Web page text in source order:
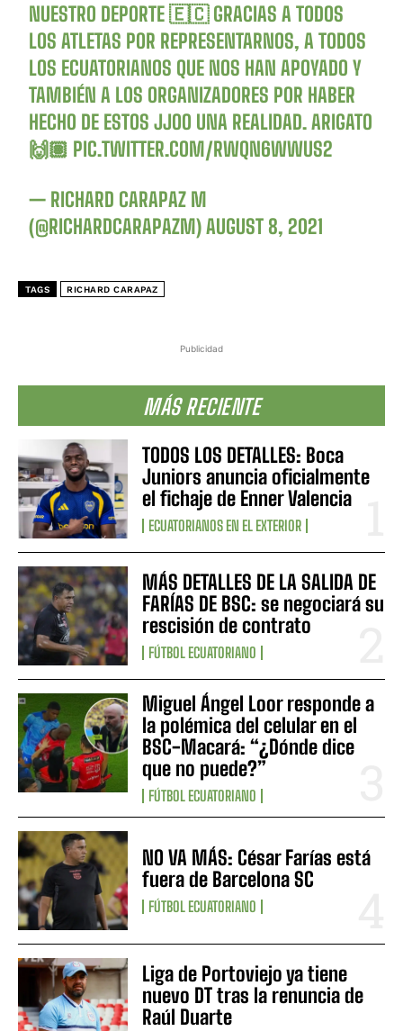
Publicidad
MÁS RECIENTE
TODOS LOS DETALLES: Boca
Juniors anuncia oficialmente
el fichaje de Enner Valencia
ECUATORIANOS EN EL EXTERIOR
MÁS DETALLES DE LA SALIDA DE
FARÍAS DE BSC: se negociará su
rescisión de contrato
FÚTBOL ECUATORIANO
Miguel Ángel Loor responde a
la polémica del celular en el
BSC-Macará: “¿Dónde dice
que no puede?”
FÚTBOL ECUATORIANO
NO VA MÁS: César Farías está
fuera de Barcelona SC
FÚTBOL ECUATORIANO
Liga de Portoviejo ya tiene
nuevo DT tras la renuncia de
Raúl Duarte
NUESTRO DEPORTE 🇪🇨 GRACIAS A TODOS
LOS ATLETAS POR REPRESENTARNOS, A TODOS
LOS ECUATORIANOS QUE NOS HAN APOYADO Y
TAMBIÉN A LOS ORGANIZADORES POR HABER
HECHO DE ESTOS JJOO UNA REALIDAD. ARIGATO
🙌🏽 PIC.TWITTER.COM/RWQN6WWUS2
— RICHARD CARAPAZ M
(@RICHARDCARAPAZM)AUGUST 8, 2021
TAGS RICHARD CARAPAZ